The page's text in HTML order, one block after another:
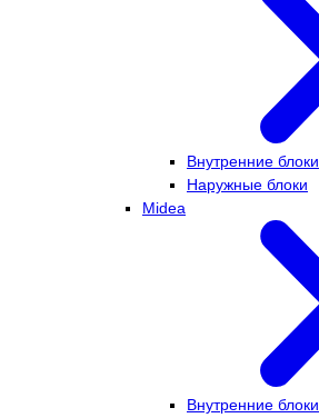
Внутренние блоки
Наружные блоки
Midea
Внутренние блоки